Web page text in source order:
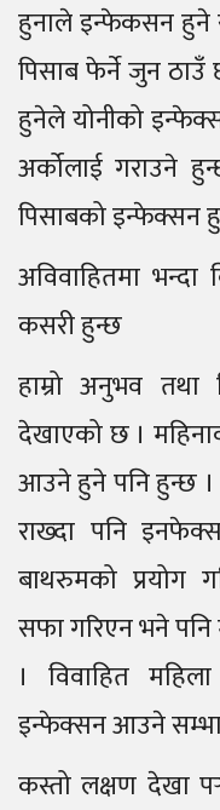
हुनाले इन्फेकसन हुने
पिसाब फेर्ने जुन ठाउँ
हुनेले योनीको
अर्कोलाई गराउने
पिसाबको इन्फेक्सन
अविवाहितमा
कसरी हुन्छ
हाम्रो अनुभव तथा
देखाएको छ ।
आउने हुने पनि हुन्छ ।
राख्दा पनि
बाथरुमको प्रयोग
सफा गरिएन भने
। विवाहित
इन्फेक्सन आउने
कस्तो लक्षण देखा